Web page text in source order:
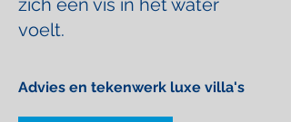
zich een vis in het water
voelt.
Advies en tekenwerk luxe villa's